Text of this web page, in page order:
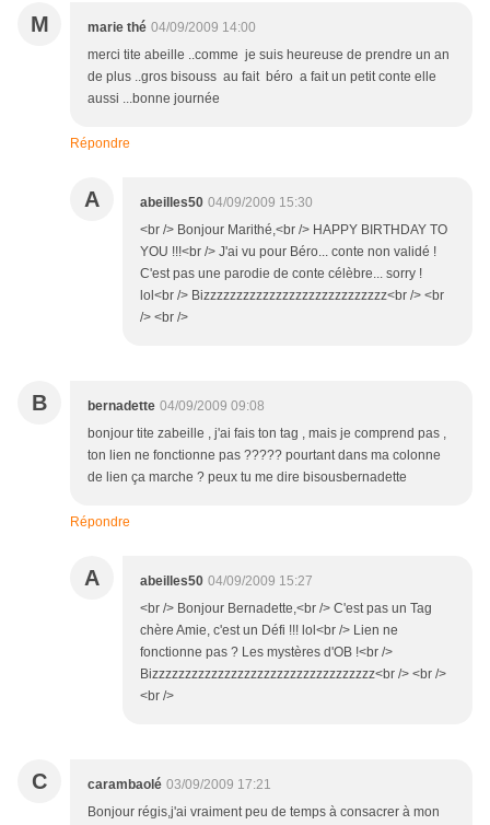
M marie thé 04/09/2009 14:00
merci tite abeille ..comme je suis heureuse de prendre un an
de plus ..gros bisouss au fait béro a fait un petit conte elle
aussi ...bonne journée
Répondre
A abeilles50 04/09/2009 15:30
<br /> Bonjour Marithé,<br /> HAPPY BIRTHDAY TO
YOU !!!<br /> J'ai vu pour Béro... conte non validé !
C'est pas une parodie de conte célèbre... sorry !
lol<br /> Bizzzzzzzzzzzzzzzzzzzzzzzzzzzz<br /> <br
/> <br />
B bernadette 04/09/2009 09:08
bonjour tite zabeille , j'ai fais ton tag , mais je comprend pas ,
ton lien ne fonctionne pas ????? pourtant dans ma colonne
de lien ça marche ? peux tu me dire bisousbernadette
Répondre
A abeilles50 04/09/2009 15:27
<br /> Bonjour Bernadette,<br /> C'est pas un Tag
chère Amie, c'est un Défi !!! lol<br /> Lien ne
fonctionne pas ? Les mystères d'OB !<br />
Bizzzzzzzzzzzzzzzzzzzzzzzzzzzzzzzzzz<br /> <br />
<br />
C carambaolé 03/09/2009 17:21
Bonjour régis,j'ai vraiment peu de temps à consacrer à mon